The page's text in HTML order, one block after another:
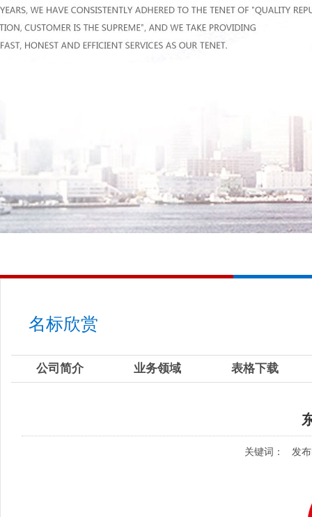
名标欣赏
公司简介 业务领域 表格下载
关键词： 发布